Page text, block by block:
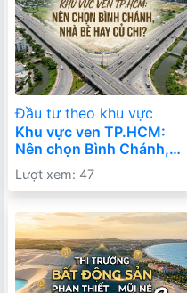
Đầu tư theo khu vực
Khu vực ven TP.HCM:
Nên chọn Bình Chánh,
Nhà Bè hay Củ Chi? Góc
nhìn thực tế cho nhà đầu
Lượt xem: 47